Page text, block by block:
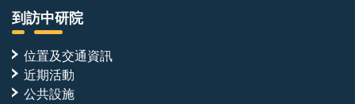
到訪中研院
位置及交通資訊
近期活動
公共設施